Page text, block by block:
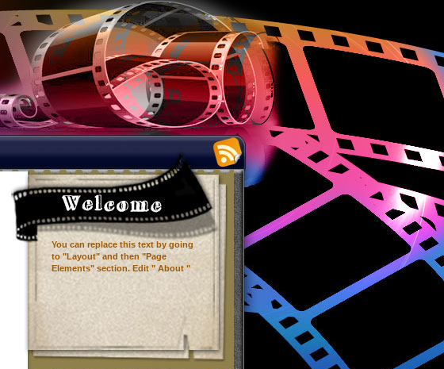
You can replace this text by going
to "Layout" and then "Page
Elements" section. Edit " About "